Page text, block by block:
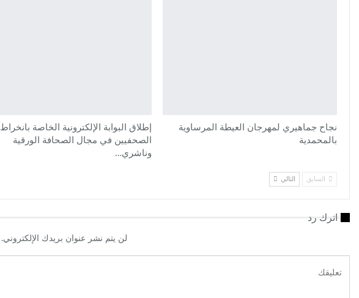
نجاح جماهيري لمهرجان العيطة المرساوية
بالمحمدية
إطلاق البوابة الإلكترونية الخاصة بانخراط
الصحفيين في مجال الصحافة الورقية
وناشري…
السابق التالي
اترك رد
لن يتم نشر عنوان بريدك الإلكتروني.